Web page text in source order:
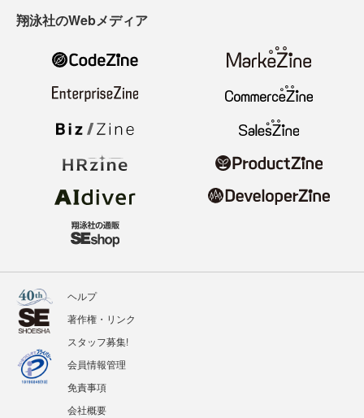
翔泳社のWebメディア
ヘルプ
著作権・リンク
スタッフ募集!
会員情報管理
免責事項
会社概要